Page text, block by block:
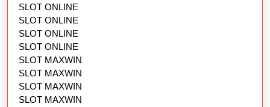
SLOT ONLINE
SLOT ONLINE
SLOT ONLINE
SLOT ONLINE
SLOT MAXWIN
SLOT MAXWIN
SLOT MAXWIN
SLOT MAXWIN